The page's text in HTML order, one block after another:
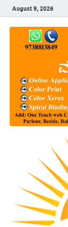
August 9, 2026